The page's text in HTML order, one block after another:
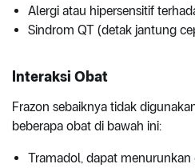
Alergi atau hipersensitif
Sindrom QT (detak jantung
Interaksi Obat
Frazon sebaiknya tidak
beberapa obat di bawah ini:
Tramadol, dapat menurunkan